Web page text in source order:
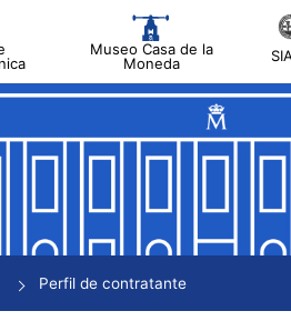
Museo Casa de la
Moneda
Perfil de contratante